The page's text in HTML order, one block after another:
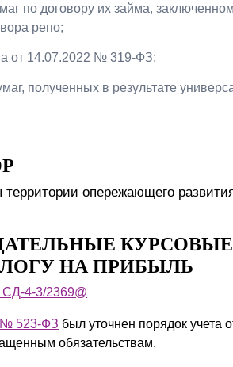
по договору их займа,
репо;
от 14.07.2022 № 319-ФЗ;
полученных в результате
территории опережающего
НА ПРИБЫЛЬ
4-3/2369@
№ 523-ФЗ был уточнен порядок учета
обязательствам.